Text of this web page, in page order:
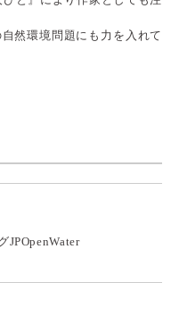
然環境問題にも力を入れて
JPOpenWater